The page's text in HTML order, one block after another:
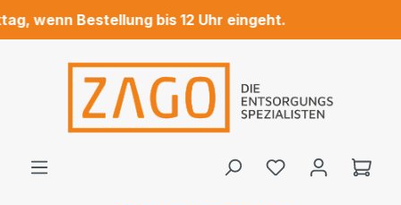
Zum Hauptinhalt springen
wenn Bestellung bis 12 Uhr eingeht.